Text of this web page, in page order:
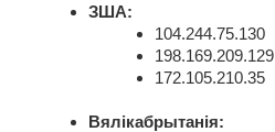
ЗША:
104.244.75.130
198.169.209.129
172.105.210.35
Вялікабрытанія: